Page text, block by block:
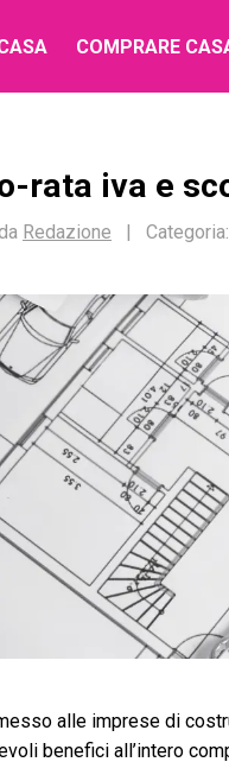
COMPRARE
rata iva e
Redazione | Categoria:
alle imprese di
benefici all’intero